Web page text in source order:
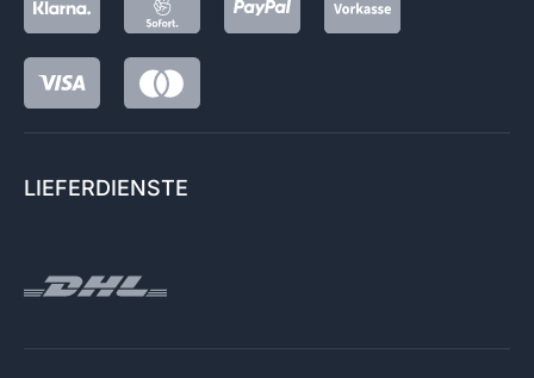
LIEFERDIENSTE